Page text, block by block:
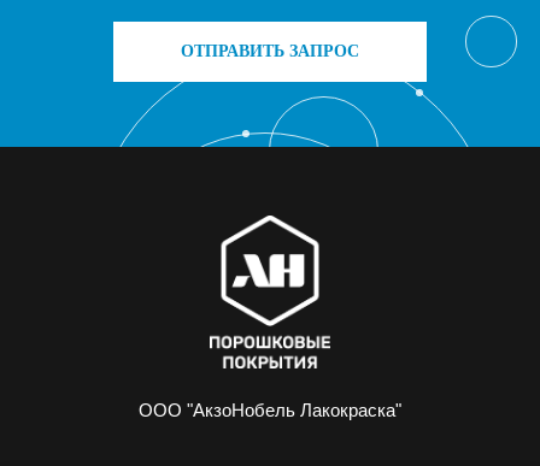
ОТПРАВИТЬ ЗАПРОС
ООО "АкзоНобель Лакокраска"